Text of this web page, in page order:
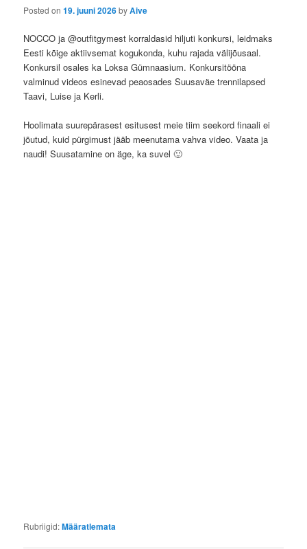
Posted on19. juuni 2026byAive
NOCCO ja @outfitgymest korraldasid hiljuti konkursi, leidmaks
Eesti kõige aktiivsemat kogukonda, kuhu rajada välijõusaal.
Konkursil osales ka Loksa Gümnaasium. Konkursitööna
valminud videos esinevad peaosades Suusaväe trennilapsed
Taavi, Luise ja Kerli.
Hoolimata suurepärasest esitusest meie tiim seekord finaali ei
jõutud, kuid pürgimust jääb meenutama vahva video. Vaata ja
naudi! Suusatamine on äge, ka suvel 🙂
Rubriigid:Määratlemata